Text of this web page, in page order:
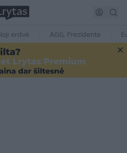
erdvė Ačiū, Prezidente